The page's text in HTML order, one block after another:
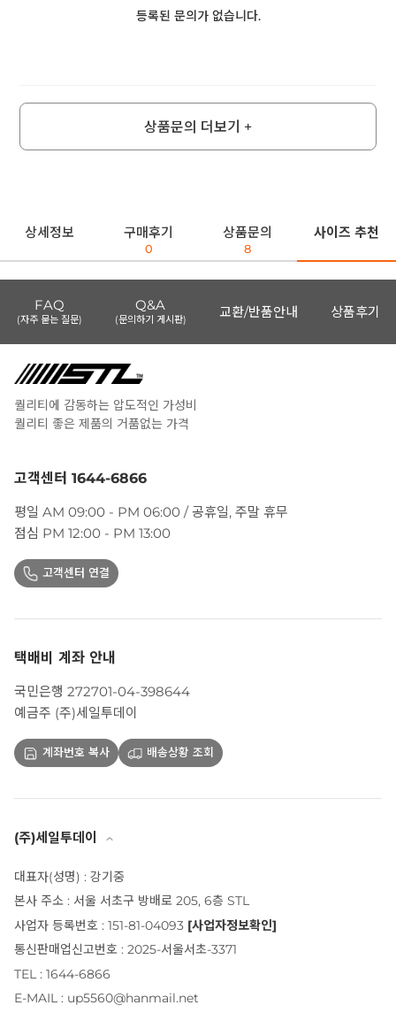
등록된 문의가 없습니다.
상품문의 더보기 +
상세정보 구매후기
0
상품문의
8
사이즈 추천
FAQ
(자주 묻는 질문)
Q&A
(문의하기 게시판) 교환/반품안내 상품후기
퀄리티에 감동하는 압도적인 가성비
퀄리티 좋은 제품의 거품없는 가격
고객센터 1644-6866
평일 AM 09:00 - PM 06:00 / 공휴일, 주말 휴무
점심 PM 12:00 - PM 13:00
고객센터 연결
택배비 계좌 안내
국민은행 272701-04-398644
예금주 (주)세일투데이
계좌번호 복사 배송상황 조회
(주)세일투데이
대표자(성명) : 강기중
본사 주소 : 서울 서초구 방배로 205, 6층 STL
사업자 등록번호 : 151-81-04093 [사업자정보확인]
통신판매업신고번호 : 2025-서울서초-3371
TEL : 1644-6866
E-MAIL : up5560@hanmail.net